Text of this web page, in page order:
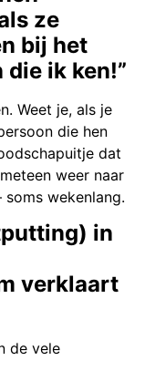
ze
bij het
ik ken!”
Weet je, als je
die hen
dat
weer naar
wekenlang.
in
verklaart
de vele